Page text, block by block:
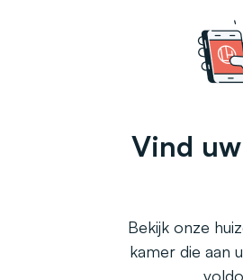
Vind
Bekijk onze
kamer die aan